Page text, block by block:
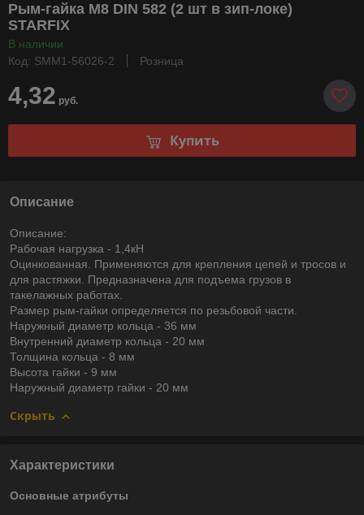
Рым-гайка М8 DIN 582 (2 шт в зип-локе)
STARFIX
В наличии
Код: SMM1-56026-2
Розница
4,32 руб.
Купить
Описание
Описание:
Рабочая нагрузка - 1,4кН
Оцинкованная. Применяются для крепления цепей и тросов и
для растяжки. Предназначена для подъема грузов в
такелажных работах.
Размер рым-гайки определяется по резьбовой части.
Наружный диаметр кольца - 36 мм
Внутренний диаметр кольца - 20 мм
Толщина кольца - 8 мм
Высота гайки - 9 мм
Наружный диаметр гайки - 20 мм
Скрыть
Характеристики
Основные атрибуты